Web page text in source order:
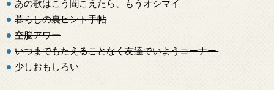
あの歌はこう聞こえたら、もうオシマイ
暮らしの裏ヒント手帖
空脳アワー
いつまでもたえることなく友達でいようコーナー
少しおもしろい